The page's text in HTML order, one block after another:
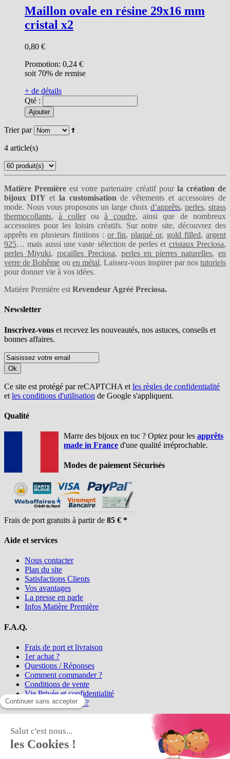
Maillon ovale en résine 29x16 mm
cristal x2
0,80 €
Promotion: 0,24 €
soit 70% de remise
+ de détails
Qté :
Ajouter
Trier par
4 article(s)
Matière Première est votre partenaire créatif pourla création de
bijoux DIY etla customisation de vêtements et accessoires de
mode. Nous vous proposons un large choix d’apprêts, perles, strass
thermocollants,à collerouà coudre, ainsi que de nombreux
accessoires pour les loisirs créatifs. Sur notre site, découvrez des
apprêts en plusieurs finitions : or fin, plaqué or, gold filled, argent
925… mais aussi une vaste sélection de perles et cristaux Preciosa,
perles Miyuki, rocailles Preciosa, perles en pierres naturelles, en
verre de Bohême ou en métal. Laissez-vous inspirer par nostutoriels
pour donner vie à vos idées.
Matière Première est Revendeur Agréé Preciosa.
Newsletter
Inscrivez-vous et recevez les nouveautés, nos astuces, conseils et
bonnes affaires.
Ok
Ce site est protégé par reCAPTCHA et les règles de confidentialité
et les conditions d'utilisation de Google s'appliquent.
Qualité
Marre des bijoux en toc ? Optez pour les apprêts
made in France d'une qualité irréprochable.
Modes de paiement Sécurisés
Frais de port gratuits à partir de 85 € *
Aide et services
Nous contacter
Plan du site
Satisfactions Clients
Vos avantages
La presse en parle
Infos Matière Première
F.A.Q.
Frais de port et livraison
1er achat ?
Questions / Réponses
Comment commander ?
Conditions de vente
Vie Privée et confidentialité
Qui sommes-nous ?
la référence en perles et bijoux